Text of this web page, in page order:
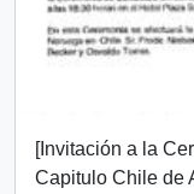
[Invitación a la
Capitulo Chile de